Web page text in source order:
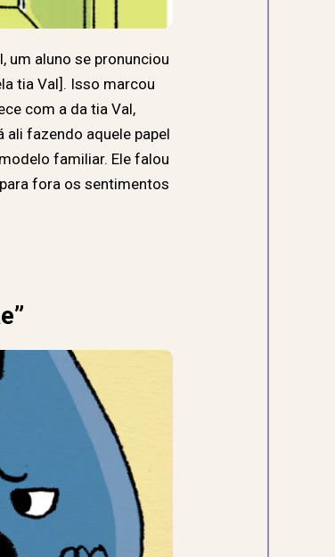
um aluno se pronunciou
tia Val]. Isso marcou
com a da tia Val,
ali fazendo aquele papel
familiar. Ele falou
fora os sentimentos